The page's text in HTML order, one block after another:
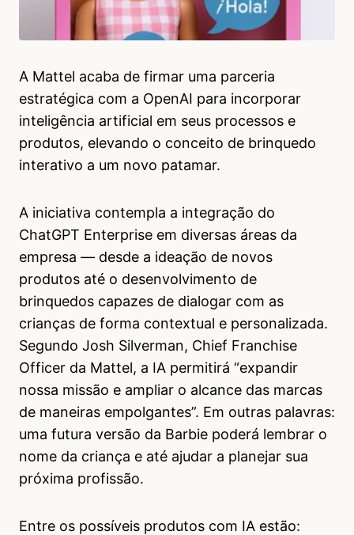
A Mattel acaba de firmar uma parceria
estratégica com a OpenAI para incorporar
inteligência artificial em seus processos e
produtos, elevando o conceito de brinquedo
interativo a um novo patamar.
A iniciativa contempla a integração do
ChatGPT Enterprise em diversas áreas da
empresa — desde a ideação de novos
produtos até o desenvolvimento de
brinquedos capazes de dialogar com as
crianças de forma contextual e personalizada.
Segundo Josh Silverman, Chief Franchise
Officer da Mattel, a IA permitirá “expandir
nossa missão e ampliar o alcance das marcas
de maneiras empolgantes”. Em outras palavras:
uma futura versão da Barbie poderá lembrar o
nome da criança e até ajudar a planejar sua
próxima profissão.
Entre os possíveis produtos com IA estão: